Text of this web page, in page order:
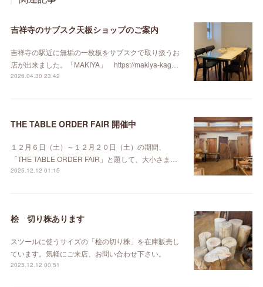
吉祥寺のサブスク天板ショップのご案内
吉祥寺の駅近に無垢の一枚板をサブスクで取り扱うお
店が出来ました。「MAKIYA」 https://makiya-kag…
2026.04.30 23:42
THE TABLE ORDER FAIR 開催中
１２月６日（土）～１２月２０日（土）の期間、
「THE TABLE ORDER FAIR」と題して、大小さま…
2025.12.12 01:15
桧 切り株あります
スツールに使うサイズの「桧の切り株」を在庫販売し
ています。気軽にご来店、お問い合わせ下さい。
2025.12.12 00:51